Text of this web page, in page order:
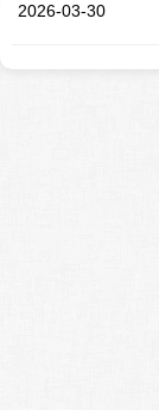
2026-03-30